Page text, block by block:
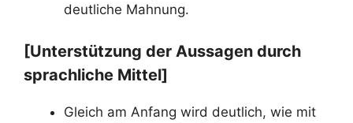
deutliche Mahnung.
[Unterstützung der Aussagen durch
sprachliche Mittel]
Gleich am Anfang wird deutlich, wie mit